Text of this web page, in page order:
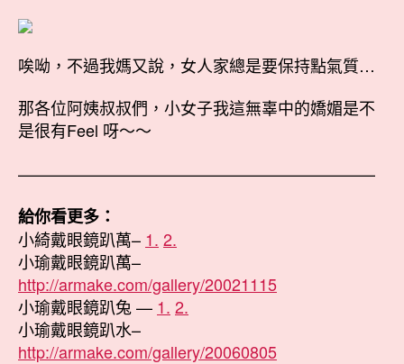
唉呦，不過我媽又說，女人家總是要保持點氣質…
那各位阿姨叔叔們，小女子我這無辜中的嬌媚是不
是很有Feel 呀～～
——————————————————————
給你看更多：
小綺戴眼鏡趴萬– 1. 2.
小瑜戴眼鏡趴萬–
http://armake.com/gallery/20021115
小瑜戴眼鏡趴兔 — 1. 2.
小瑜戴眼鏡趴水–
http://armake.com/gallery/20060805